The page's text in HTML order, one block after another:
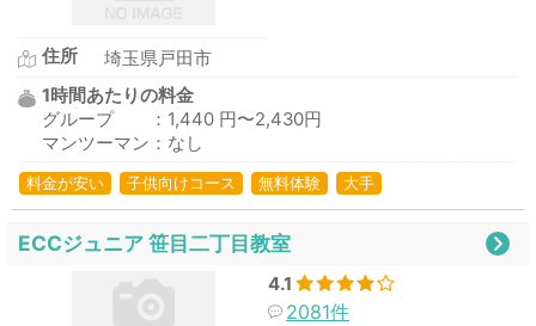
住所
埼玉県戸田市
1時間あたりの料金
グループ ：1,440 円〜2,430円
マンツーマン：なし
料金が安い 子供向けコース 無料体験 大手
ECCジュニア 笹目二丁目教室
4.1
2081件